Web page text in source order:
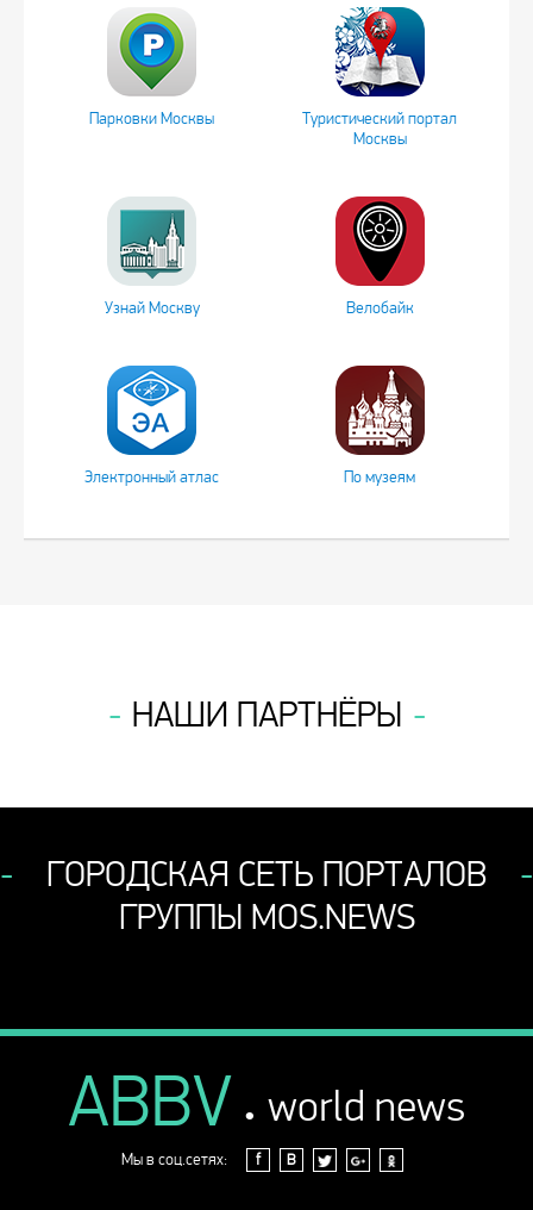
Парковки Москвы
Туристический портал
Москвы
Узнай Москву Велобайк
Электронный атлас По музеям
НАШИ ПАРТНЁРЫ
ГОРОДСКАЯ СЕТЬ ПОРТАЛОВ
ГРУППЫ MOS.NEWS
ABBV . world news
Мы в соц.сетях: f В